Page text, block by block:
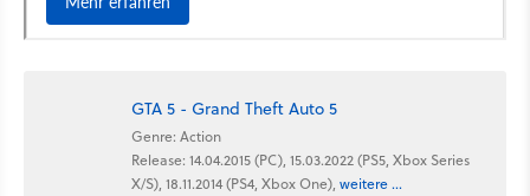
GTA 5 - Grand Theft Auto 5
Genre: Action
Release: 14.04.2015 (PC), 15.03.2022 (PS5, Xbox Series
X/S), 18.11.2014 (PS4, Xbox One), weitere ...